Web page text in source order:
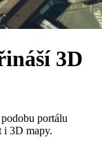
3D
portálu
3D mapy.